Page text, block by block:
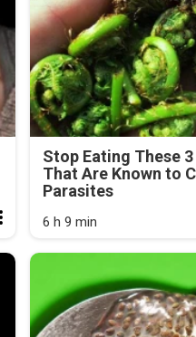
Stop Eating These
That Are Known to
Parasites
6 h 9 min